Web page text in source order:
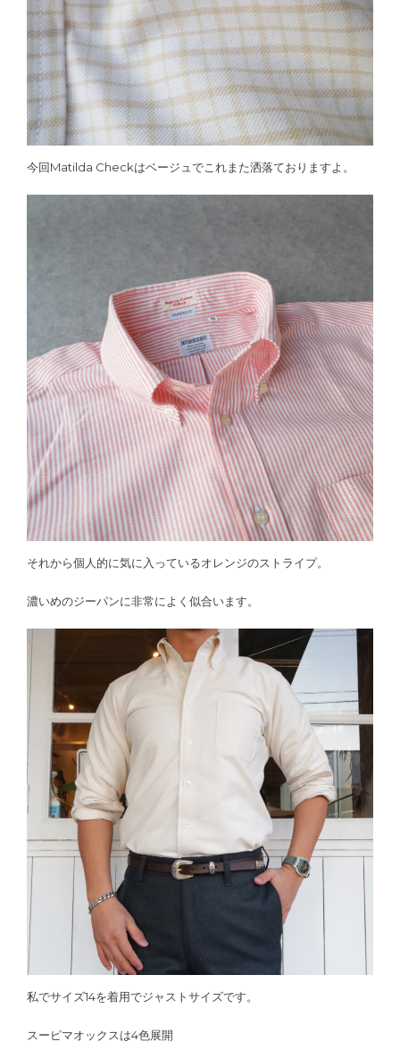
今回Matilda Checkはベージュでこれまた洒落ておりますよ。
それから個人的に気に入っているオレンジのストライプ。
濃いめのジーパンに非常によく似合います。
私でサイズ14を着用でジャストサイズです。
スーピマオックスは4色展開